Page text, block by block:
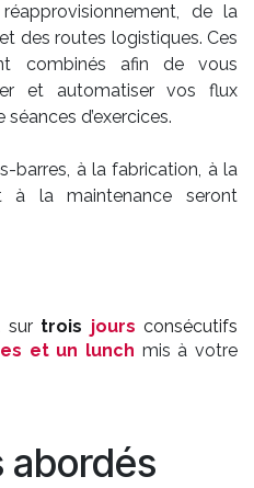
de la
des routes logistiques. Ces
combinés afin de vous
et automatiser vos flux
d’exercices.
barres, à la fabrication, à la
la maintenance seront
sur trois jours consécutifs
et un lunch mis à votre
abordés